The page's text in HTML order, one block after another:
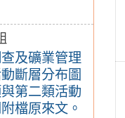
及礦業管理
斷層分布圖
第二類活動
檔原來文。